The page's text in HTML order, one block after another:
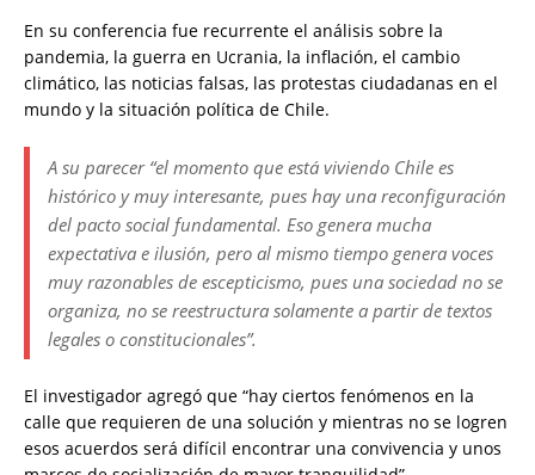
En su conferencia fue recurrente el análisis sobre la
pandemia, la guerra en Ucrania, la inflación, el cambio
climático, las noticias falsas, las protestas ciudadanas en el
mundo y la situación política de Chile.
A su parecer “el momento que está viviendo Chile es
histórico y muy interesante, pues hay una reconfiguración
del pacto social fundamental. Eso genera mucha
expectativa e ilusión, pero al mismo tiempo genera voces
muy razonables de escepticismo, pues una sociedad no se
organiza, no se reestructura solamente a partir de textos
legales o constitucionales”.
El investigador agregó que “hay ciertos fenómenos en la
calle que requieren de una solución y mientras no se logren
esos acuerdos será difícil encontrar una convivencia y unos